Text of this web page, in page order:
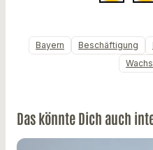
Bayern Beschäftigung
Das könnte Dich auch